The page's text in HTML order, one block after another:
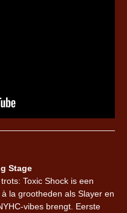
Stage
Toxic Shock is een
la grootheden als Slayer en
vibes brengt. Eerste